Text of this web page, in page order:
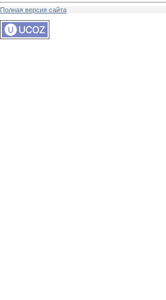
Полная версия сайта